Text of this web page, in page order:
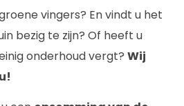
vingers? En vindt u het
bezig te zijn? Of heeft u
onderhoud vergt? Wij